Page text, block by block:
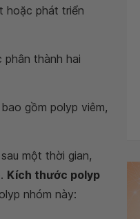
hoặc phát triển
thành hai
gồm polyp viêm,
một thời gian,
Kích thước polyp
nhóm này: